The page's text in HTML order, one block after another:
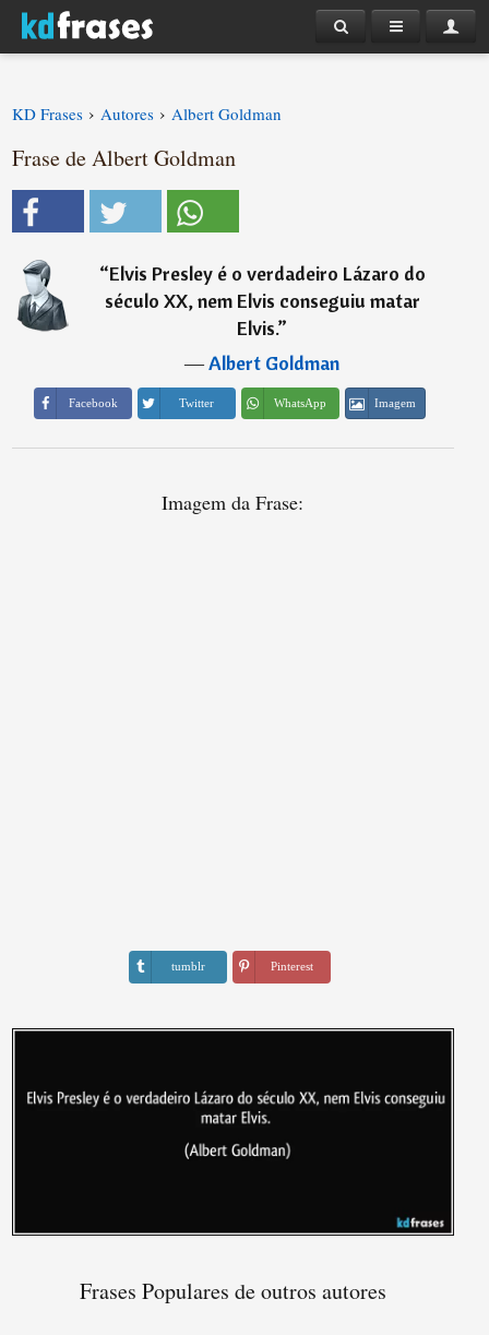
KD Frases › Autores › Albert Goldman
Frase de Albert Goldman
“Elvis Presley é o verdadeiro Lázaro do
século XX, nem Elvis conseguiu matar
Elvis.”
―Albert Goldman
Facebook Twitter WhatsApp Imagem
Imagem da Frase:
tumblr Pinterest
Frases Populares de outros autores